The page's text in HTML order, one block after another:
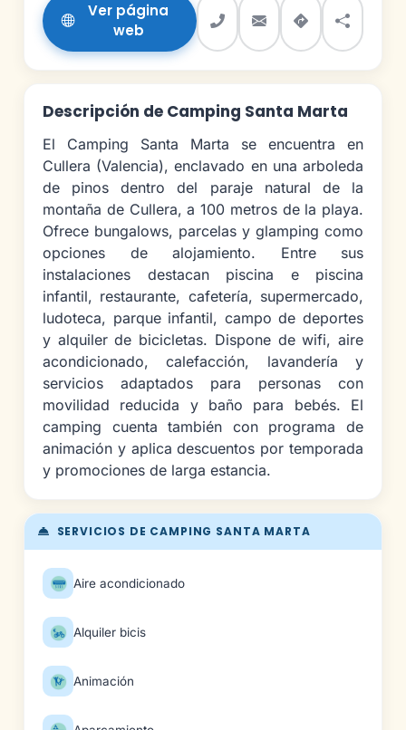
SERVICIOS DE CAMPING SANTA MARTA
Aire acondicionado
Alquiler bicis
Animación
Ver página
web
Descripción de Camping Santa Marta
El Camping Santa Marta se encuentra en
Cullera (Valencia), enclavado en una arboleda
de pinos dentro del paraje natural de la
montaña de Cullera, a 100 metros de la playa.
Ofrece bungalows, parcelas y glamping como
opciones de alojamiento. Entre sus
instalaciones destacan piscina e piscina
infantil, restaurante, cafetería, supermercado,
ludoteca, parque infantil, campo de deportes
y alquiler de bicicletas. Dispone de wifi, aire
acondicionado, calefacción, lavandería y
servicios adaptados para personas con
movilidad reducida y baño para bebés. El
camping cuenta también con programa de
animación y aplica descuentos por temporada
y promociones de larga estancia.